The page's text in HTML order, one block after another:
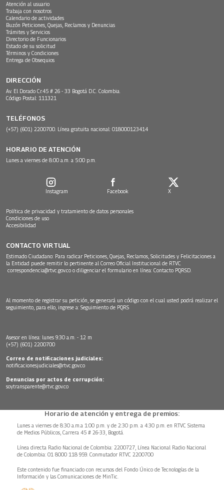
Atención al usuario
Trabaja con nosotros
Calendario de actividades
Buzón Peticiones, Quejas, Reclamos y Denuncias
Trámites y Servicios
Directorio de Funcionarios
Estado de su solicitud
Términos y Condiciones
Entrega de Obsequios
DIRECCIÓN
Av. El Dorado Cr.45 # 26 - 33 Bogotá D.C. Colombia.
Código Postal: 111321
TELÉFONOS
(+57) (601) 2200700. Línea gratuita nacional: 018000123414
HORARIO DE ATENCIÓN
Lunes a viernes de 8:00 a.m. a 5:00 p.m.
Instagram Facebook X
Política de privacidad y tratamiento de datos personales
Condiciones de uso
Accesibilidad
CONTACTO VIRTUAL
Estimado Ciudadano: Para radicar Peticiones, Quejas, Reclamos, Solicitudes y Felicitaciones a
la Entidad puede remitir lo pertinente al Correo Oficial Institucional de RTVC
correspondencia@rtvc.gov.co o diligenciar el formulario en línea: Contacto PQRSD.
Al momento de registrar su petición, se generará un código con el cual usted podrá realizar el
seguimiento, para ello, ingrese a: Seguimiento de PQRS
Asesor en línea: lunes 9:30 a.m. - 12 m
(+57) (601) 2200700
Correo de notificaciones judiciales:
notificacionesjudiciales@rtvc.gov.co
Denuncias por actos de corrupción:
soytransparente@rtvc.gov.co
Horario de atención y entrega de premios:
Lunes a viernes de 8:30 a.m.a 1:00 p.m. y de 2:30 p.m. a 4:30 p.m. en RTVC Sistema
de Medios Públicos, Carrera 45 # 26-33, Bogotá.
Línea directa Radio Nacional de Colombia: 2200727, Línea Nacional Radio Nacional
de Colombia: 01 8000 118 959. Conmutador RTVC 2200700
Este contenido fue financiado con recursos del Fondo Único de Tecnologías de la
Información y las Comunicaciones de MinTic.